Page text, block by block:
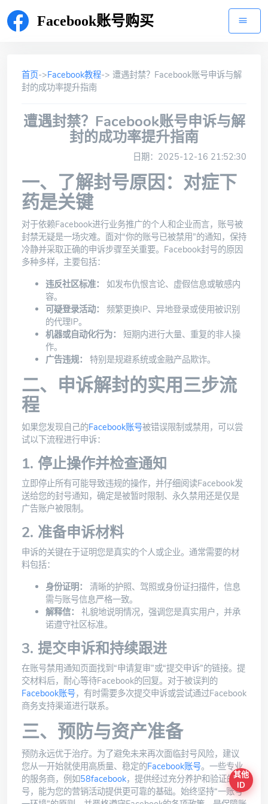
Facebook账号购买
首页->Facebook教程-> 遭遇封禁？Facebook账号申诉与解
封的成功率提升指南
遭遇封禁？Facebook账号申诉与解
封的成功率提升指南
日期：2025-12-16 21:52:30
一、了解封号原因：对症下
药是关键
对于依赖Facebook进行业务推广的个人和企业而言，账号被
封禁无疑是一场灾难。面对“你的账号已被禁用”的通知，保持
冷静并采取正确的申诉步骤至关重要。Facebook封号的原因
多种多样，主要包括：
违反社区标准：
如发布仇恨言论、虚假信息或敏感内
容。
可疑登录活动：
频繁更换IP、异地登录或使用被识别
的代理IP。
机器或自动化行为：
短期内进行大量、重复的非人操
作。
广告违规：
特别是规避系统或金融产品欺诈。
二、申诉解封的实用三步流
程
如果您发现自己的Facebook账号被错误限制或禁用，可以尝
试以下流程进行申诉：
1. 停止操作并检查通知
立即停止所有可能导致违规的操作，并仔细阅读Facebook发
送给您的封号通知，确定是被暂时限制、永久禁用还是仅是
广告账户被限制。
2. 准备申诉材料
申诉的关键在于证明您是真实的个人或企业。通常需要的材
料包括：
身份证明：
清晰的护照、驾照或身份证扫描件，信息
需与账号信息严格一致。
解释信：
礼貌地说明情况，强调您是真实用户，并承
诺遵守社区标准。
3. 提交申诉和持续跟进
在账号禁用通知页面找到“申请复审”或“提交申诉”的链接。提
交材料后，耐心等待Facebook的回复。对于被误判的
Facebook账号，有时需要多次提交申诉或尝试通过Facebook
商务支持渠道进行联系。
三、预防与资产准备
预防永远优于治疗。为了避免未来再次面临封号风险，建议
您从一开始就使用高质量、稳定的Facebook账号。一些专业
的服务商，例如58facebook，提供经过充分养护和验证的账
号，能为您的营销活动提供更可靠的基础。始终坚持“一账号
其他
ID